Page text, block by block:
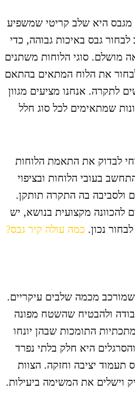
היא שלב קריטי שמשפיע
גבס באיכות גבוהה, כדי
מושלם. סוגי הלוחות משתנים
את הלוח המתאים בהתאם
לתקרה. אנחנו מציעים מגוון
שמתאימים לכל סוג חלל
לבדוק את התאמת הלוחות
בעובי הלוחות ובציפוי
בה התקרה תותקן.
מקצועית בנושא, יש
נכון. כמה עולה קיר גבס?
מכמה שלבים עיקריים.
ולהבטיח שהשטח מפונה
התומכות שבהן יונחו
היא חלק בלתי נפרד
יציבה וחזקה. הצוות
וישלים את המשימה ביעילות.